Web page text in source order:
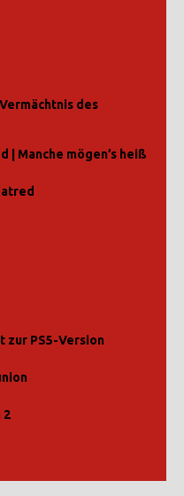
des
| Manche mögen’s heiß
zur PS5-Version
2